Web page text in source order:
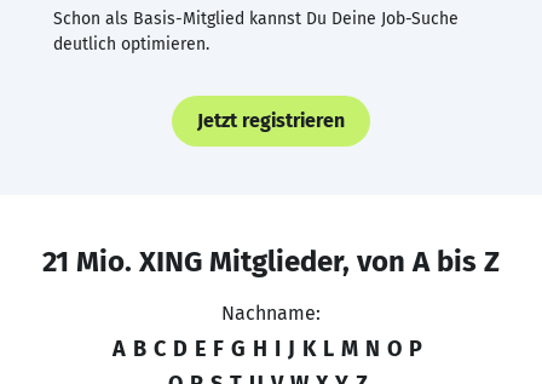
Schon als Basis-Mitglied kannst Du Deine Job-Suche
deutlich optimieren.
Jetzt registrieren
21 Mio. XING Mitglieder, von A bis Z
Nachname:
A B C D E F G H I J K L M N O P